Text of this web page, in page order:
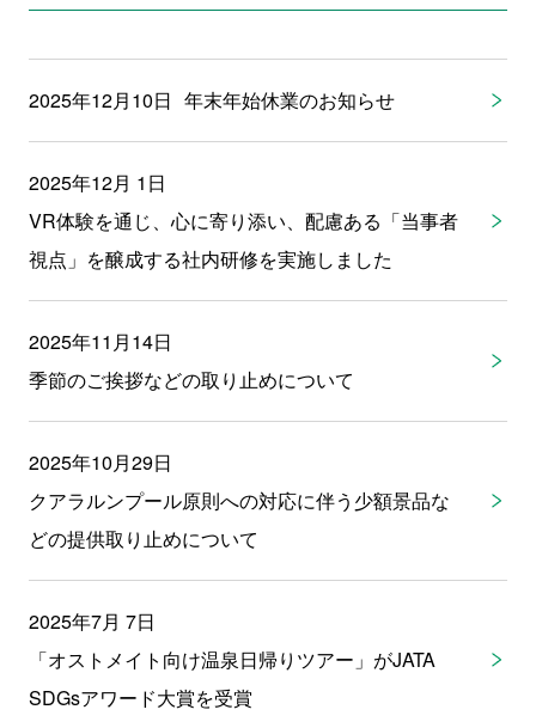
2025年12月10日 年末年始休業のお知らせ
2025年12月 1日
VR体験を通じ、心に寄り添い、配慮ある「当事者
視点」を醸成する社内研修を実施しました
2025年11月14日
季節のご挨拶などの取り止めについて
2025年10月29日
クアラルンプール原則への対応に伴う少額景品な
どの提供取り止めについて
2025年7月 7日
「オストメイト向け温泉日帰りツアー」がJATA
SDGsアワード大賞を受賞